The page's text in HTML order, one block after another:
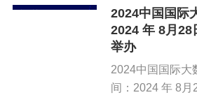
：数据可视化工具将成为企
辅助工具。未来，随着数据量的不断
益复杂，数据可视化工具将更加注重
供更加灵活、多样的可视化方式，帮
信息和趋势。同时，随着人工智能、
引擎。数字经济
围之广、影响程
5G网络的普及到
2024中国国际
2024 年 8月28
举办
2024中国国际大
间：2024 年 8月